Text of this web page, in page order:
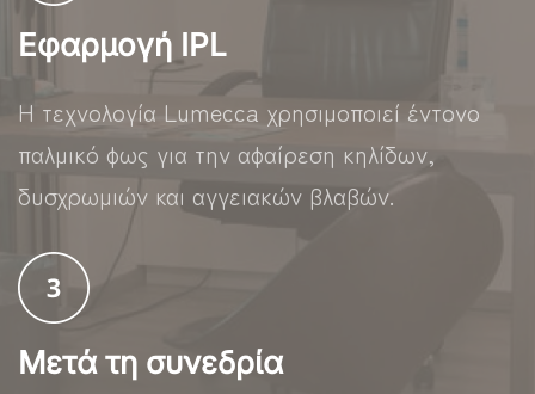
Εφαρμογή IPL
Η τεχνολογία Lumecca χρησιμοποιεί έντονο
παλμικό φως για την αφαίρεση κηλίδων,
δυσχρωμιών και αγγειακών βλαβών.
Μετά τη συνεδρία